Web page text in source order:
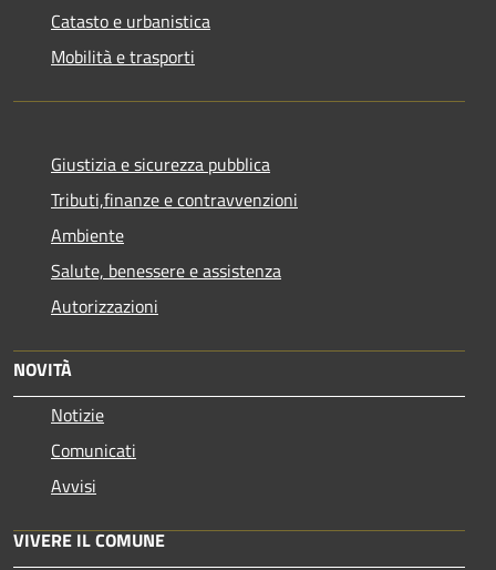
Catasto e urbanistica
Mobilità e trasporti
Giustizia e sicurezza pubblica
Tributi,finanze e contravvenzioni
Ambiente
Salute, benessere e assistenza
Autorizzazioni
NOVITÀ
Notizie
Comunicati
Avvisi
VIVERE IL COMUNE